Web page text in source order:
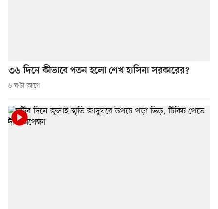
৩৬ দিনে কীভাবে পতন হলো শেখ হাসিনা সরকারের?
৬ ঘণ্টা আগে